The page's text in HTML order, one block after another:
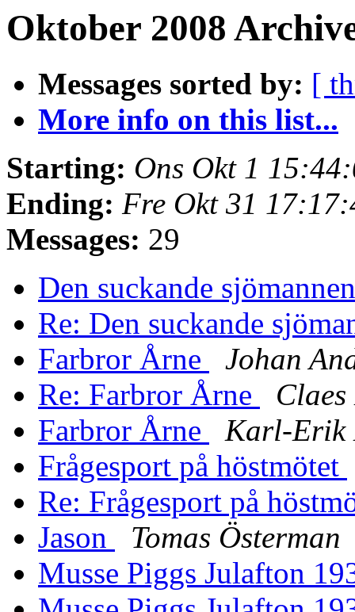
Oktober 2008
Messages sorted by: [
More info on this list...
Starting: Ons Okt 1
Ending: Fre Okt 31
Messages: 29
Den suckande
Re: Den suckande
Farbror Årne
Johan
Re: Farbror Årne
Farbror Årne
Karl-Erik
Frågesport på höstmötet
Re: Frågesport på
Jason
Tomas Österman
Musse Piggs Julafton